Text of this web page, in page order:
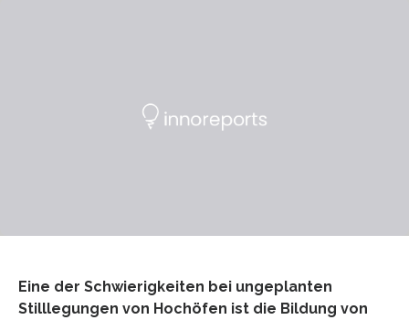
Eine der Schwierigkeiten bei ungeplanten
Stilllegungen von Hochöfen ist die Bildung von